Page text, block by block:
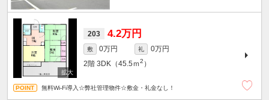
203 4.2万円
敷 0万円 礼
0万円
2階 3DK（45.5ｍ2 ）
無料Wi-Fi導入☆弊社管理物件☆敷金・礼金なし！